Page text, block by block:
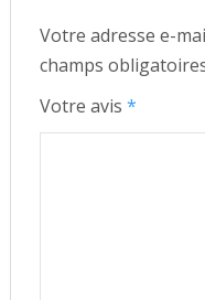
Votre adresse e-
champs
Votre avis *